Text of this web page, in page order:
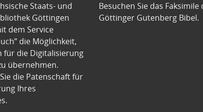
Staats- und
Göttingen
dem Service
die Möglichkeit,
für die Digitalisierung
übernehmen.
die Patenschaft für
Ihres
Besuchen Sie das Faksimile
Göttinger Gutenberg Bibel.